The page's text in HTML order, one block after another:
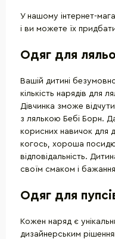
У нашому інтернет-
і ви можете їх
Одяг для
Вашій дитині
кількість нарядів для
Дівчинка зможе
з лялькою Бебі Борн.
корисних навичок для
когось, хороша
відповідальність.
своїм смаком і
Одяг для
Кожен наряд є
дизайнерським